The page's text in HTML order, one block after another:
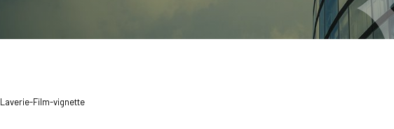
Laverie-Film-vignette